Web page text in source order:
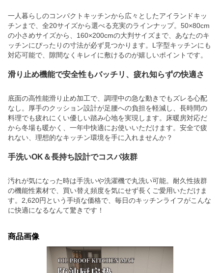
一人暮らしのコンパクトキッチンから広々としたアイランドキッ
チンまで、全20サイズから選べる充実のラインナップ。50×80cm
の小さめサイズから、160×200cmの大判サイズまで、あなたのキ
ッチンにぴったりの寸法が必ず見つかります。L字型キッチンにも
対応可能で、隙間なくキレイに敷けるのが嬉しいポイントです。
滑り止め機能で安全性もバッチリ、疲れ知らずの快適さ
底面の高性能滑り止め加工で、調理中の急な動きでもズレる心配
なし。厚手のクッション設計が足腰への負担を軽減し、長時間の
料理でも疲れにくい優しい踏み心地を実現します。床暖房対応だ
から冬場も暖かく、一年中快適にお使いいただけます。安全で疲
れない、理想的なキッチン環境を手に入れませんか？
手洗いOK＆長持ち設計でコスパ抜群
汚れが気になった時は手洗いや洗濯機で丸洗い可能。耐久性抜群
の機能性素材で、買い替え頻度を気にせず長くご愛用いただけま
す。2,620円という手頃な価格で、毎日のキッチンライフがこんな
に快適になるなんて驚きです！
商品画像